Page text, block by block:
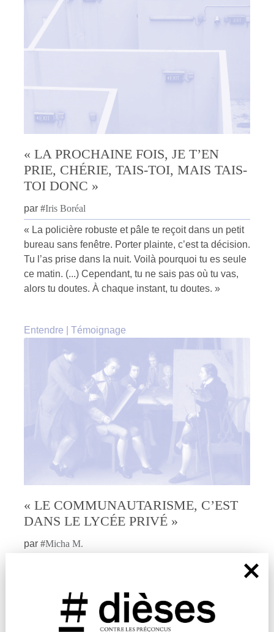
« LA PROCHAINE FOIS, JE T’EN
PRIE, CHÉRIE, TAIS-TOI, MAIS TAIS-
TOI DONC »
par #Iris Boréal
« La policière robuste et pâle te reçoit dans un petit
bureau sans fenêtre. Porter plainte, c’est ta décision.
Tu l’as prise dans la nuit. Voilà pourquoi tu es seule
ce matin. (...) Cependant, tu ne sais pas où tu vas,
alors tu doutes. À chaque instant, tu doutes. »
Entendre Témoignage
« LE COMMUNAUTARISME, C’EST
DANS LE LYCÉE PRIVÉ »
par #Micha M.
l’argent, le pouvoir, le confort. Mais aussi la solitude
des enfants riches, les inégalités et le
communautarisme.